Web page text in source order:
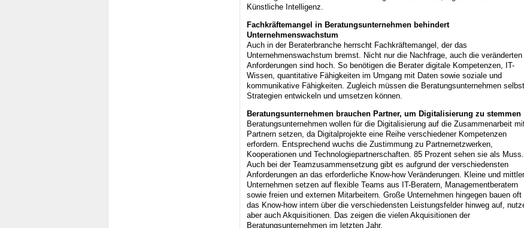
Künstliche Intelligenz.
Fachkräftemangel in Beratungsunternehmen behindert
Unternehmenswachstum
Auch in der Beraterbranche herrscht Fachkräftemangel, der das
Unternehmenswachstum bremst. Nicht nur die Nachfrage, auch die veränderten
Anforderungen sind hoch. So benötigen die Berater digitale Kompetenzen, IT-
Wissen, quantitative Fähigkeiten im Umgang mit Daten sowie soziale und
kommunikative Fähigkeiten. Zugleich müssen die Beratungsunternehmen selbst
Strategien entwickeln und umsetzen können.
Beratungsunternehmen brauchen Partner, um Digitalisierung zu stemmen
Beratungsunternehmen wollen für die Digitalisierung auf die Zusammenarbeit
Partnern setzen, da Digitalprojekte eine Reihe verschiedener Kompetenzen
erfordern. Entsprechend wuchs die Zustimmung zu Partnernetzwerken,
Kooperationen und Technologiepartnerschaften. 85 Prozent sehen sie als Muss.
Auch bei der Teamzusammensetzung gibt es aufgrund der verschiedensten
Anforderungen an das erforderliche Know-how Veränderungen. Kleine und
Unternehmen setzen auf flexible Teams aus IT-Beratern, Managementberatern
sowie freien und externen Mitarbeitern. Große Unternehmen hingegen bauen oft
das Know-how intern über die verschiedensten Leistungsfelder hinweg auf,
aber auch Akquisitionen. Das zeigen die vielen Akquisitionen der
Beratungsunternehmen im letzten Jahr.